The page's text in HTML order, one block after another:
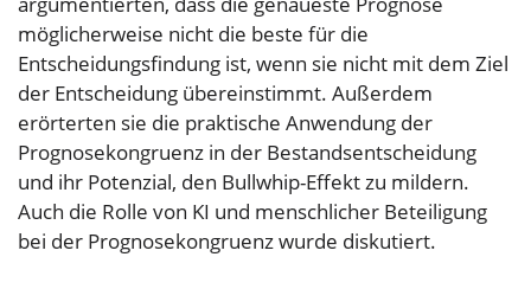
möglicherweise nicht die beste für die
Entscheidungsfindung ist, wenn sie nicht mit dem Ziel
der Entscheidung übereinstimmt. Außerdem
erörterten sie die praktische Anwendung der
Prognosekongruenz in der Bestandsentscheidung
und ihr Potenzial, den Bullwhip-Effekt zu mildern.
Auch die Rolle von KI und menschlicher Beteiligung
bei der Prognosekongruenz wurde diskutiert.